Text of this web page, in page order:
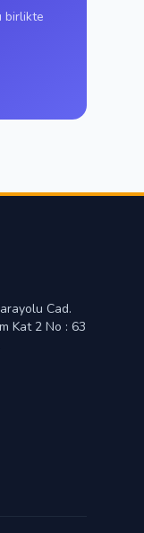
birlikte
Cad.
Kat 2 No : 63